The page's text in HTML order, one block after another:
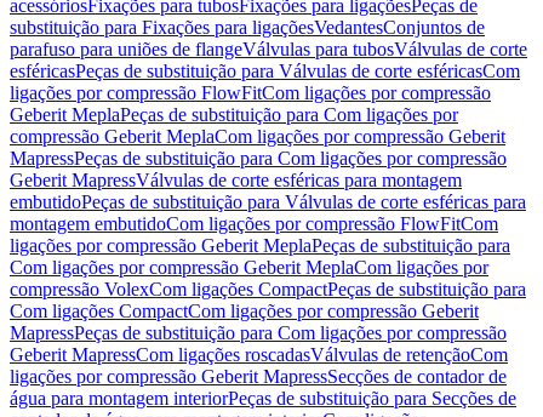
acessóriosFixações para tubosFixações para ligaçõesPeças de
substituição para Fixações para ligaçõesVedantesConjuntos de
parafuso para uniões de flangeVálvulas para tubosVálvulas de corte
esféricasPeças de substituição para Válvulas de corte esféricasCom
ligações por compressão FlowFitCom ligações por compressão
Geberit MeplaPeças de substituição para Com ligações por
compressão Geberit MeplaCom ligações por compressão Geberit
MapressPeças de substituição para Com ligações por compressão
Geberit MapressVálvulas de corte esféricas para montagem
embutidoPeças de substituição para Válvulas de corte esféricas para
montagem embutidoCom ligações por compressão FlowFitCom
ligações por compressão Geberit MeplaPeças de substituição para
Com ligações por compressão Geberit MeplaCom ligações por
compressão VolexCom ligações CompactPeças de substituição para
Com ligações CompactCom ligações por compressão Geberit
MapressPeças de substituição para Com ligações por compressão
Geberit MapressCom ligações roscadasVálvulas de retençãoCom
ligações por compressão Geberit MapressSecções de contador de
água para montagem interiorPeças de substituição para Secções de